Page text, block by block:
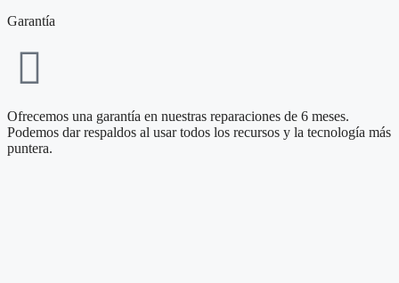
Garantía
Ofrecemos una garantía en nuestras reparaciones de 6 meses.
Podemos dar respaldos al usar todos los recursos y la tecnología más
puntera.